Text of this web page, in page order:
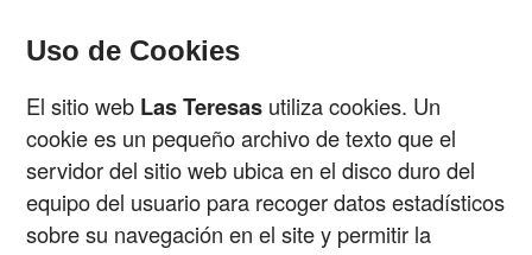
Uso de Cookies
El sitio web Las Teresas utiliza cookies. Un
cookie es un pequeño archivo de texto que el
servidor del sitio web ubica en el disco duro del
equipo del usuario para recoger datos estadísticos
sobre su navegación en el site y permitir la